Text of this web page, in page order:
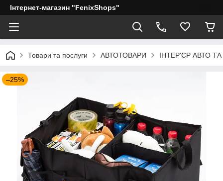
Інтернет-магазин "FenixShops"
Товари та послуги АВТОТОВАРИ ІНТЕР'ЄР АВТО
–25%